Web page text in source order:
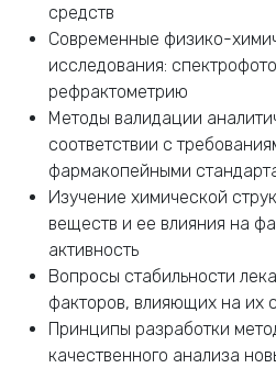
средств
Современные физико-
исследования:
рефрактометрию
Методы валидации
соответствии с
фармакопейными
Изучение химической
веществ и ее влияния на
активность
Вопросы стабильности
факторов, влияющих на их
Принципы разработки
качественного анализа